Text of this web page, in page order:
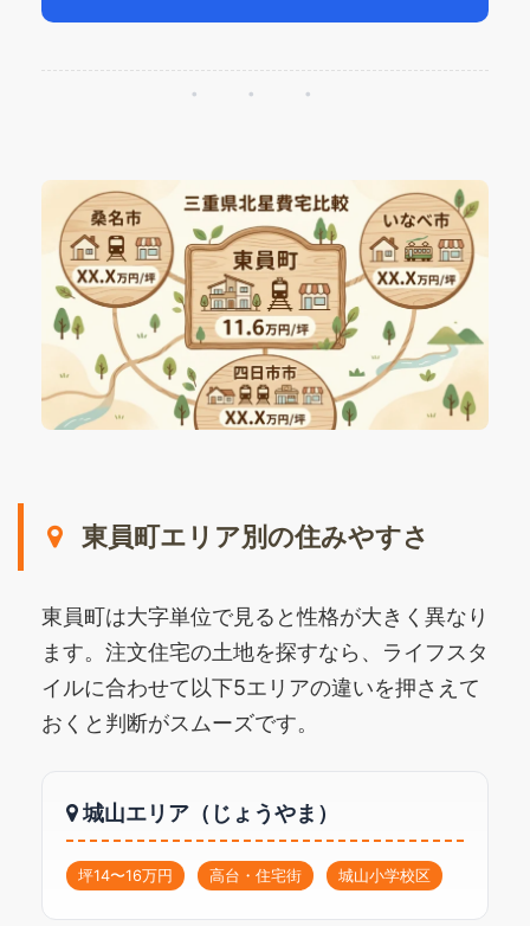
・・・
東員町エリア別の住みやすさ
東員町は大字単位で見ると性格が大きく異なり
ます。注文住宅の土地を探すなら、ライフスタ
イルに合わせて以下5エリアの違いを押さえて
おくと判断がスムーズです。
城山エリア（じょうやま）
坪14〜16万円 高台・住宅街 城山小学校区